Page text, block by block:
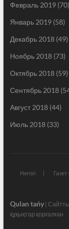
Февраль 2019(70)
Январь 2019(58)
Декабрь 2018(49)
Ноябрь 2018(73)
Октябрь 2018(59)
Сентябрь 2018
Август 2018(44)
Июль 2018(33)
Негізгі
Qulan tańy| Сайтты
құқықтар қорғалған